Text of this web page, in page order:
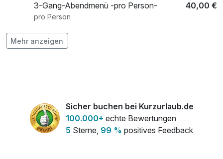
3-Gang-Abendmenü -pro Person- 40,00 €
pro Person
3-Gang-Candlelight-Dinner
pro Person
pro Person
Mehr anzeigen
Sicher buchen bei Kurzurlaub.de
100.000+ echte Bewertungen
5 Sterne, 99 % positives Feedback